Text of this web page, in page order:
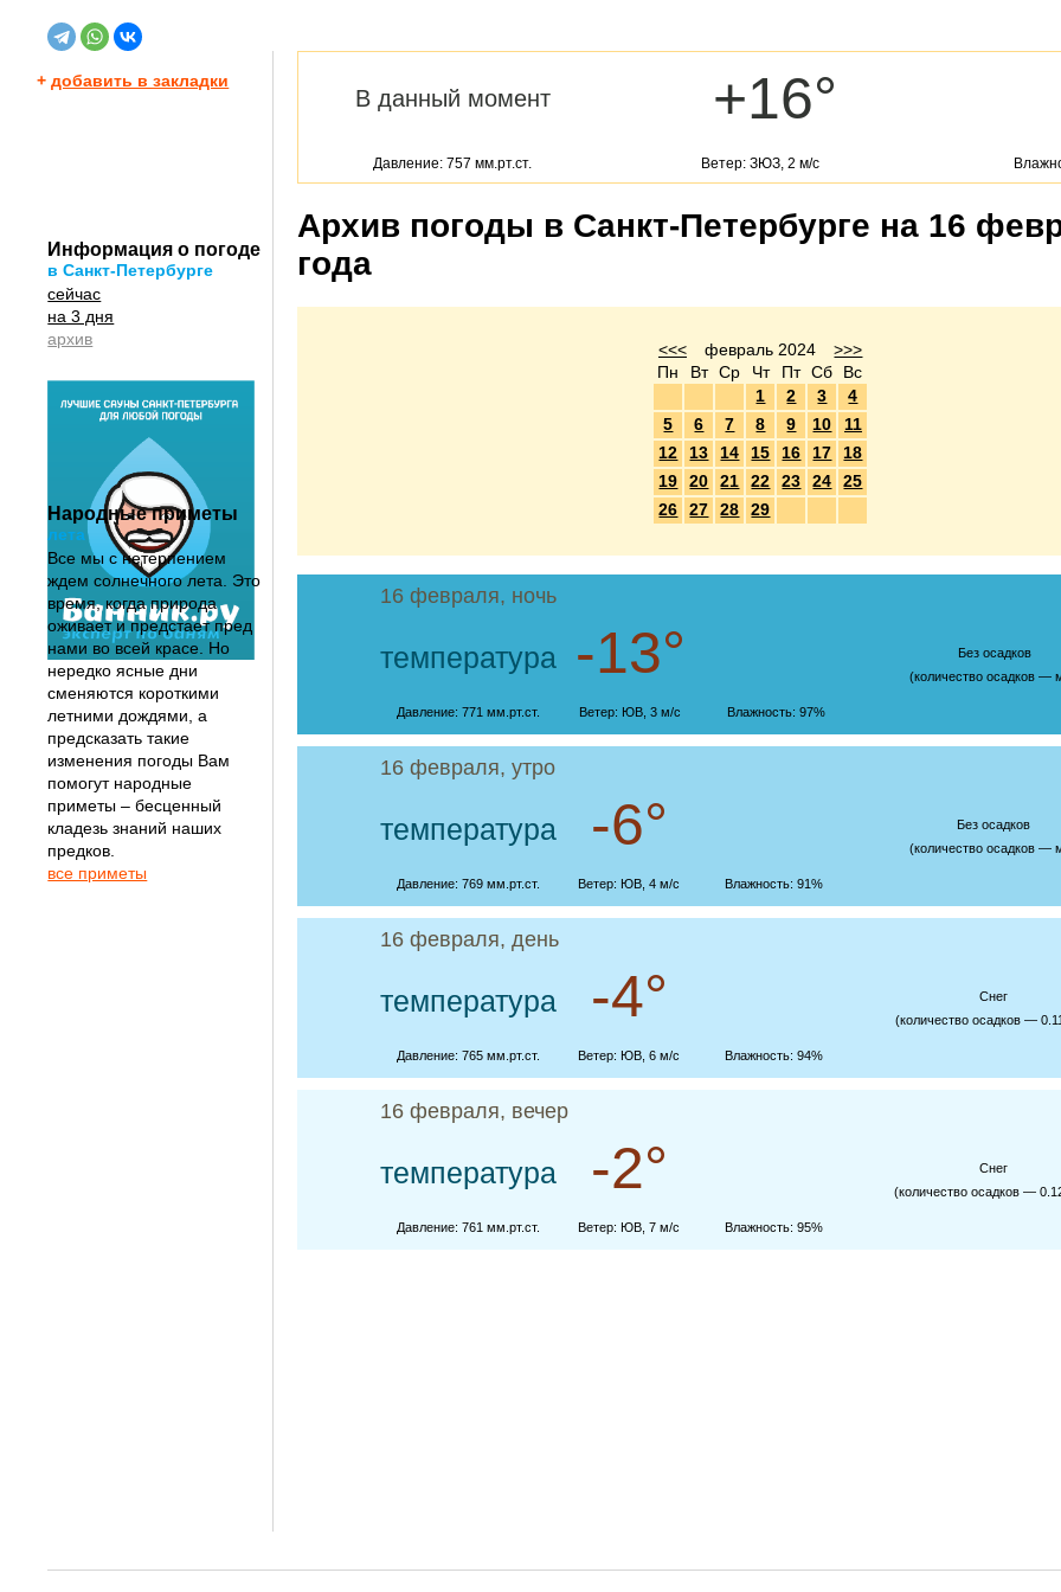
+добавить в закладки
Информация о погоде
в Санкт-Петербурге
сейчас
на 3 дня
архив
Народные приметы
лета
Все мы с нетерпением
ждем солнечного лета. Это
время, когда природа
оживает и предстает пред
нами во всей красе. Но
нередко ясные дни
сменяются короткими
летними дождями, а
предсказать такие
изменения погоды Вам
помогут народные
приметы – бесценный
кладезь знаний наших
предков.
все приметы
В данный момент +16°
Давление: 757 мм.рт.ст. Ветер: ЗЮЗ, 2 м/с
Архив погоды в Санкт-Петербурге на 16
года
<<< февраль 2024
>>>
Пн
Вт Ср Чт Пт Сб
Вс
1
2 3
4
5
6 7 8 9 10
11
12
13 14 15 16 17
18
19
20 21 22 23 24
25
26
27 28 29
16 февраля, ночь
температура -13°
Без осадков
(количество осадков —
Давление: 771 мм.рт.ст. Ветер: ЮВ, 3 м/с Влажность: 97%
16 февраля, утро
температура -6°
Без осадков
(количество осадков —
Давление: 769 мм.рт.ст. Ветер: ЮВ, 4 м/с Влажность: 91%
16 февраля, день
температура -4°
Cнег
(количество осадков —
Давление: 765 мм.рт.ст. Ветер: ЮВ, 6 м/с Влажность: 94%
16 февраля, вечер
температура -2°
Cнег
(количество осадков —
Давление: 761 мм.рт.ст. Ветер: ЮВ, 7 м/с Влажность: 95%